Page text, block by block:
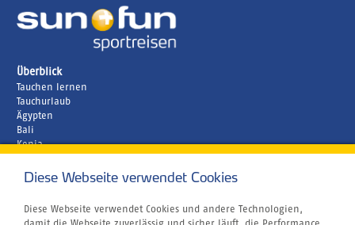
Überblick
Tauchen lernen
Tauchurlaub
Ägypten
Bali
Kenia
Unternehmen
Airline Blacklist
Centrum für Reisemedizin
Diese Webseite verwendet Cookies
Diese Webseite verwendet Cookies und andere Technologien,